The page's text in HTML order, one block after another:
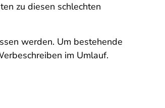
zu diesen schlechten
werden. Um bestehende
im Umlauf.